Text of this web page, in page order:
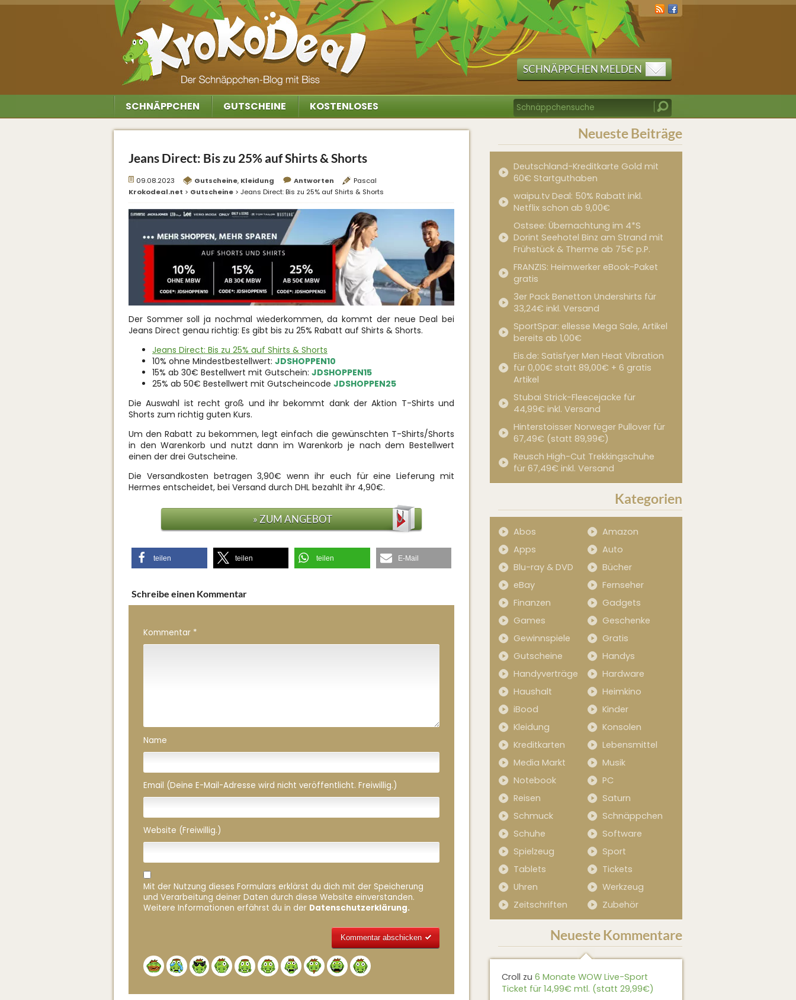
SCHNÄPPCHEN MELDEN
SCHNÄPPCHEN GUTSCHEINE KOSTENLOSES
Jeans Direct: Bis zu 25% auf Shirts & Shorts
09.08.2023 Gutscheine, Kleidung Antworten
Pascal
Krokodeal.net > Gutscheine > Jeans Direct: Bis zu 25% auf Shirts & Shorts
Der Sommer soll ja nochmal wiederkommen, da kommt der neue Deal bei
Jeans Direct genau richtig: Es gibt bis zu 25% Rabatt auf Shirts & Shorts.
Jeans Direct: Bis zu 25% auf Shirts & Shorts
10% ohne Mindestbestellwert: JDSHOPPEN10
15% ab 30€ Bestellwert mit Gutschein: JDSHOPPEN15
25% ab 50€ Bestellwert mit Gutscheincode JDSHOPPEN25
Die Auswahl ist recht groß und ihr bekommt dank der Aktion T-Shirts und
Shorts zum richtig guten Kurs.
Um den Rabatt zu bekommen, legt einfach die gewünschten T-Shirts/Shorts
in den Warenkorb und nutzt dann im Warenkorb je nach dem Bestellwert
einen der drei Gutscheine.
Die Versandkosten betragen 3,90€ wenn ihr euch für eine Lieferung mit
Hermes entscheidet, bei Versand durch DHL bezahlt ihr 4,90€.
» ZUM ANGEBOT
teilen teilen teilen E-Mail
Schreibe einen Kommentar
Kommentar *
Name
Email (Deine E-Mail-Adresse wird nicht veröffentlicht. Freiwillig.)
Website (Freiwillig.)
Mit der Nutzung dieses Formulars erklärst du dich mit der Speicherung
und Verarbeitung deiner Daten durch diese Website einverstanden.
Weitere Informationen erfährst du in der Datenschutzerklärung.
Neueste Beiträge
Deutschland-Kreditkarte Gold mit
60€ Startguthaben
waipu.tv Deal: 50% Rabatt inkl.
Netflix schon ab 9,00€
Ostsee: Übernachtung im 4*S
Dorint Seehotel Binz am Strand mit
Frühstück & Therme ab 75€ p.P.
FRANZIS: Heimwerker eBook-Paket
gratis
3er Pack Benetton Undershirts für
33,24€ inkl. Versand
SportSpar: ellesse Mega Sale, Artikel
bereits ab 1,00€
Eis.de: Satisfyer Men Heat Vibration
für 0,00€ statt 89,00€ + 6 gratis
Artikel
Stubai Strick-Fleecejacke für
44,99€ inkl. Versand
Hinterstoisser Norweger Pullover für
67,49€ (statt 89,99€)
Reusch High-Cut Trekkingschuhe
für 67,49€ inkl. Versand
Kategorien
Abos
Amazon
Apps
Auto
Blu-ray & DVD
Bücher
eBay
Fernseher
Finanzen
Gadgets
Games
Geschenke
Gewinnspiele
Gratis
Gutscheine
Handys
Handyverträge
Hardware
Haushalt
Heimkino
iBood
Kinder
Kleidung
Konsolen
Kreditkarten
Lebensmittel
Media Markt
Musik
Notebook
PC
Reisen
Saturn
Schmuck
Schnäppchen
Schuhe
Software
Spielzeug
Sport
Tablets
Tickets
Uhren
Werkzeug
Zeitschriften
Zubehör
Neueste Kommentare
Croll zu 6 Monate WOW Live-Sport
Ticket für 14,99€ mtl. (statt 29,99€)